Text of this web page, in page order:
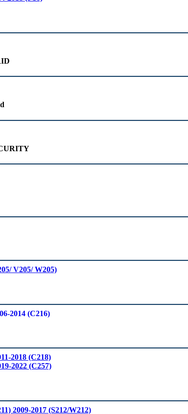
V205/ W205)
2014 (C216)
2018 (C218)
2022 (C257)
2009-2017 (S212/W212)